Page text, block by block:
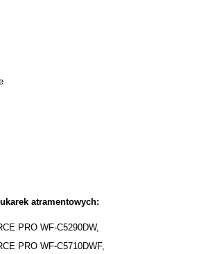
atramentowych:
PRO WF-C5290DW,
PRO WF-C5710DWF,